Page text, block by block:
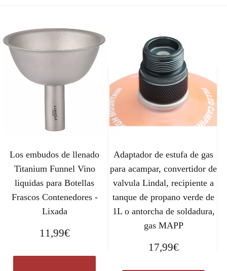
Los embudos de llenado
Titanium Funnel Vino
liquidas para Botellas
Frascos Contenedores -
Lixada
11,99€
Adaptador de estufa de gas
para acampar, convertidor de
valvula Lindal, recipiente a
tanque de propano verde de
1L o antorcha de soldadura,
gas MAPP
17,99€